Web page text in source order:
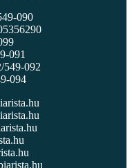
090
091
549-092
094